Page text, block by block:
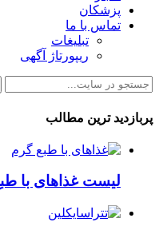
پزشکان
تماس با ما
تبلیغات
ریپورتاژ آگهی
پربازدید ترین مطالب
لیست غذاهای با